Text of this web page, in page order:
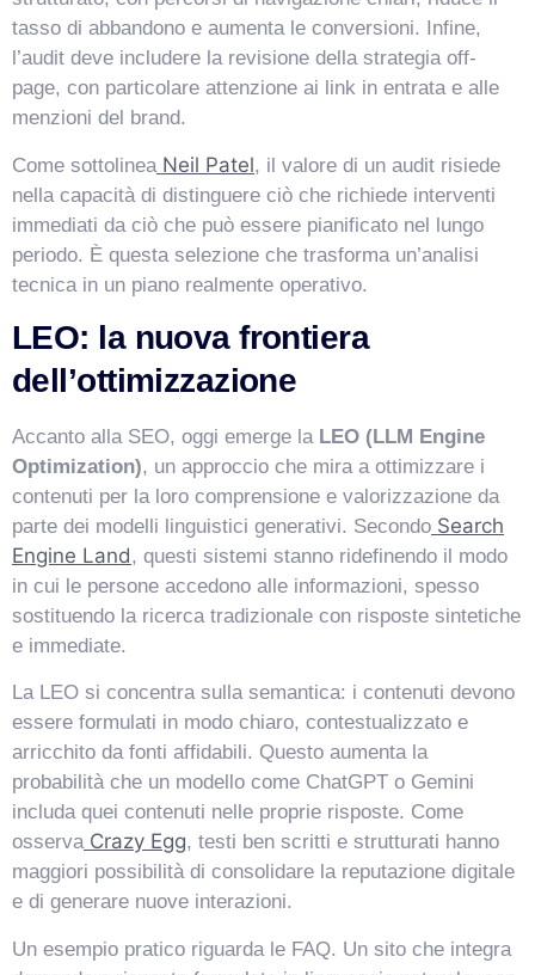
tasso di abbandono e aumenta le conversioni. Infine,
l’audit deve includere la revisione della strategia off-
page, con particolare attenzione ai link in entrata e alle
menzioni del brand.
Come sottolinea Neil Patel, il valore di un audit risiede
nella capacità di distinguere ciò che richiede interventi
immediati da ciò che può essere pianificato nel lungo
periodo. È questa selezione che trasforma un’analisi
tecnica in un piano realmente operativo.
LEO: la nuova frontiera
dell’ottimizzazione
Accanto alla SEO, oggi emerge la LEO (LLM Engine
Optimization), un approccio che mira a ottimizzare i
contenuti per la loro comprensione e valorizzazione da
parte dei modelli linguistici generativi. Secondo Search
Engine Land, questi sistemi stanno ridefinendo il modo
in cui le persone accedono alle informazioni, spesso
sostituendo la ricerca tradizionale con risposte sintetiche
e immediate.
La LEO si concentra sulla semantica: i contenuti devono
essere formulati in modo chiaro, contestualizzato e
arricchito da fonti affidabili. Questo aumenta la
probabilità che un modello come ChatGPT o Gemini
includa quei contenuti nelle proprie risposte. Come
osserva Crazy Egg, testi ben scritti e strutturati hanno
maggiori possibilità di consolidare la reputazione digitale
e di generare nuove interazioni.
Un esempio pratico riguarda le FAQ. Un sito che integra